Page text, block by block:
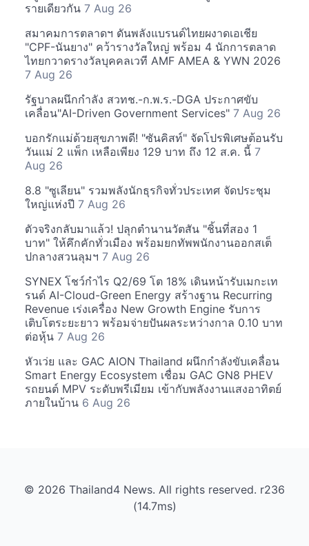
รายเดียวกัน 7 Aug 26
สมาคมการตลาดฯ ดันพลังแบรนด์ไทยผงาดเอเชีย
"CPF-นันยาง" คว้ารางวัลใหญ่ พร้อม 4 นักการตลาด
ไทยกวาดรางวัลบุคคลเวที AMF AMEA & YWN 2026
7 Aug 26
รัฐบาลผนึกกำลัง สวทช.-ก.พ.ร.-DGA ประกาศขับ
เคลื่อน"AI-Driven Government Services" 7 Aug 26
บอกรักแม่ด้วยสุขภาพดี! "ซันคิสท์" จัดโปรพิเศษต้อนรับ
วันแม่ 2 แพ็ก เหลือเพียง 129 บาท ถึง 12 ส.ค. นี้ 7
Aug 26
8.8 "ซูเลียน" รวมพลังนักธุรกิจทั่วประเทศ จัดประชุม
ใหญ่แห่งปี 7 Aug 26
ตัวจริงกลับมาแล้ว! ปลุกตำนานวัตสัน "ชิ้นที่สอง 1
บาท" ให้คึกคักทั่วเมือง พร้อมยกทัพพนักงานออกสเต็
ปกลางสวนลุมฯ 7 Aug 26
SYNEX โชว์กำไร Q2/69 โต 18% เดินหน้ารับเมกะเท
รนด์ AI-Cloud-Green Energy สร้างฐาน Recurring
Revenue เร่งเครื่อง New Growth Engine รับการ
เติบโตระยะยาว พร้อมจ่ายปันผลระหว่างกาล 0.10 บาท
ต่อหุ้น 7 Aug 26
หัวเว่ย และ GAC AION Thailand ผนึกกำลังขับเคลื่อน
Smart Energy Ecosystem เชื่อม GAC GN8 PHEV
รถยนต์ MPV ระดับพรีเมียม เข้ากับพลังงานแสงอาทิตย์
ภายในบ้าน 6 Aug 26
© 2026 Thailand4 News. All rights reserved. r236
(14.7ms)